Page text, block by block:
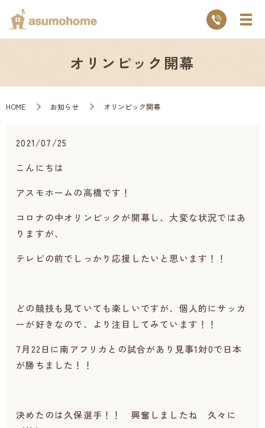
オリンピック開幕
HOME お知らせ オリンピック開幕
2021/07/25
こんにちは
アスモホームの高橋です！
コロナの中オリンピックが開幕し、大変な状況ではあ
りますが、
テレビの前でしっかり応援したいと思います！！
どの競技も見ていても楽しいですが、個人的にサッカ
ーが好きなので、より注目してみています！！
7月22日に南アフリカとの試合があり見事1対0で日本
が勝ちました！！
決めたのは久保選手！！ 興奮しましたね 久々に